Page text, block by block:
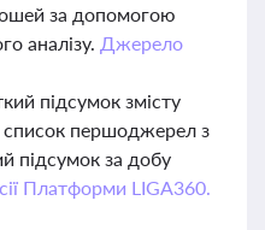
за допомогою
аналізу. Джерело
підсумок змісту
список першоджерел з
підсумок за добу
Платформи LIGA360.